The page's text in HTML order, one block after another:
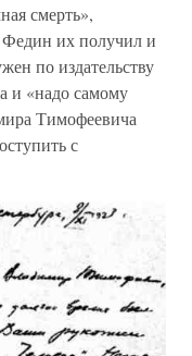
смерть»,
их получил и
по издательству
и «надо самому
Тимофеевича
с